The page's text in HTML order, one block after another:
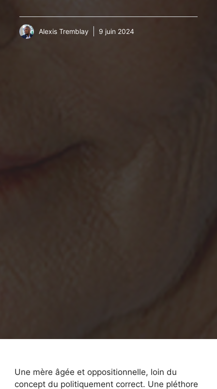
Alexis Tremblay 9 juin 2024
Une mère âgée et oppositionnelle, loin du
concept du politiquement correct. Une pléthore